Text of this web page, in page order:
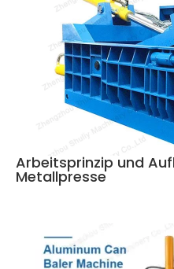
Arbeitsprinzip und
Metallpresse